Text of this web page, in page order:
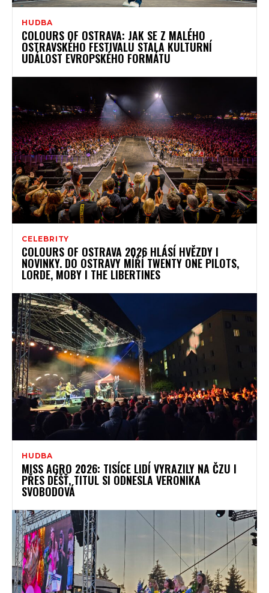
HUDBA
COLOURS OF OSTRAVA: JAK SE Z MALÉHO
OSTRAVSKÉHO FESTIVALU STALA KULTURNÍ
UDÁLOST EVROPSKÉHO FORMÁTU
CELEBRITY
COLOURS OF OSTRAVA 2026 HLÁSÍ HVĚZDY I
NOVINKY. DO OSTRAVY MÍŘÍ TWENTY ONE PILOTS,
LORDE, MOBY I THE LIBERTINES
HUDBA
MISS AGRO 2026: TISÍCE LIDÍ VYRAZILY NA ČZU I
PŘES DÉŠŤ, TITUL SI ODNESLA VERONIKA
SVOBODOVÁ